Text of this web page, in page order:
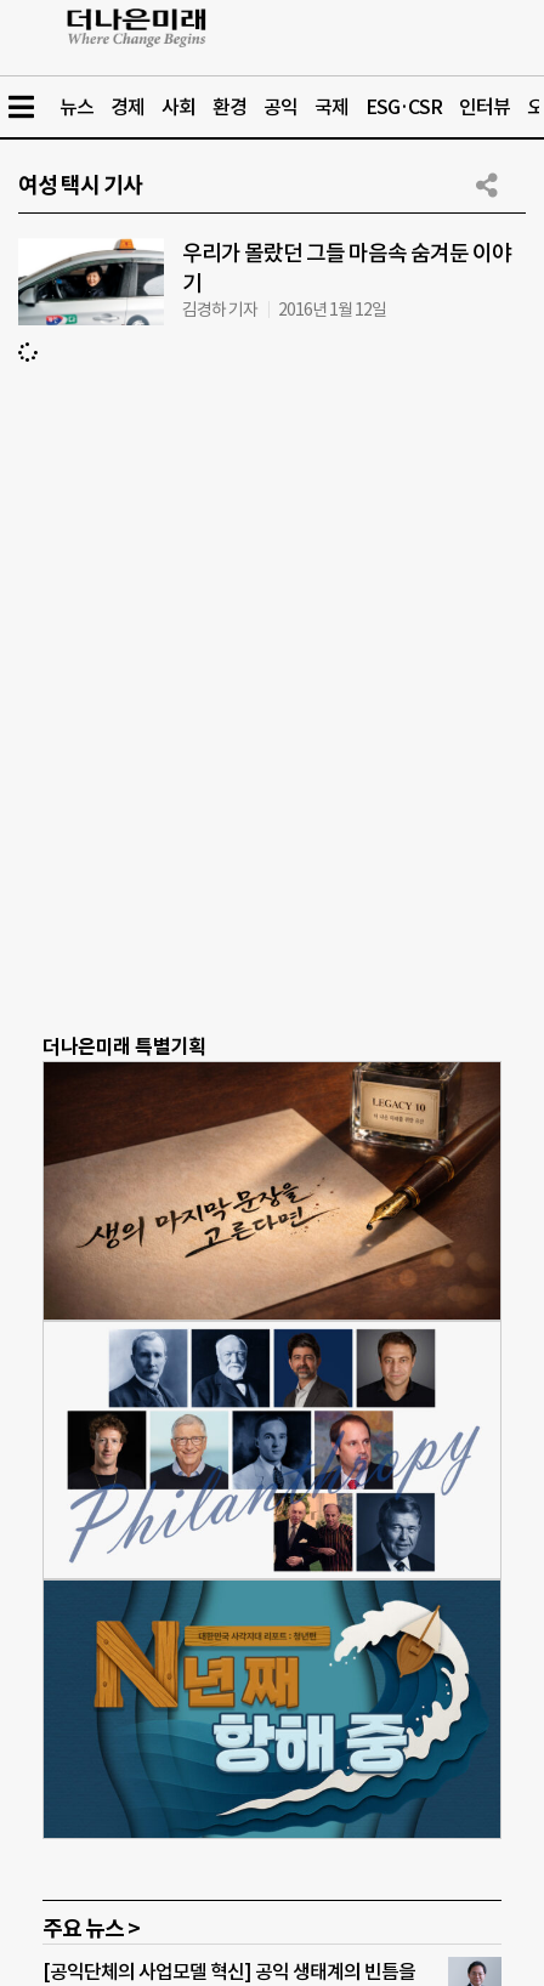
뉴스 경제 사회 환경 공익 국제 ESG·CSR 인터뷰
여성 택시 기사
우리가 몰랐던 그들 마음속 숨겨둔 이야
기
김경하 기자 2016년 1월 12일
더나은미래 특별기획
주요 뉴스 >
[공익단체의 사업모델 혁신] 공익 생태계의 빈틈을